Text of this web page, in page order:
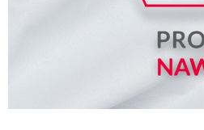
Studenci
Doktoranci